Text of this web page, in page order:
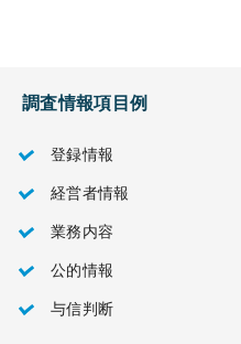
調査情報項目例
登録情報
経営者情報
業務内容
公的情報
与信判断